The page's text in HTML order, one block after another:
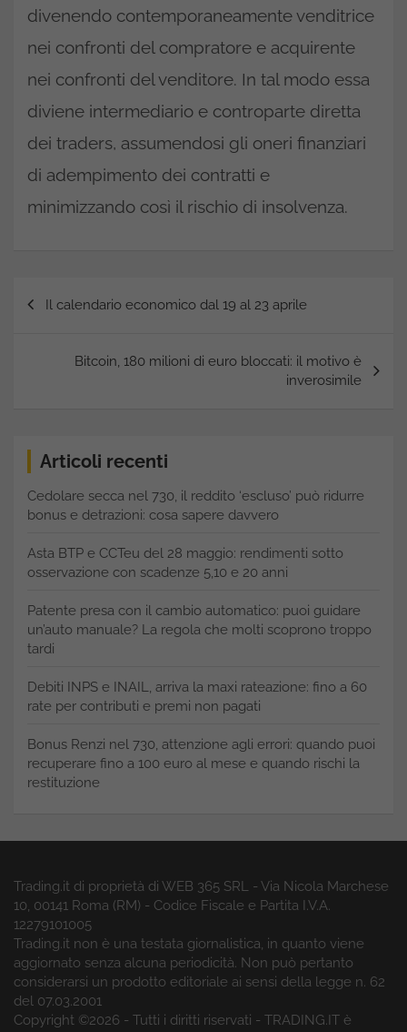
divenendo contemporaneamente venditrice
nei confronti del compratore e acquirente
nei confronti del venditore. In tal modo essa
diviene intermediario e controparte diretta
dei traders, assumendosi gli oneri finanziari
di adempimento dei contratti e
minimizzando così il rischio di insolvenza.
Il calendario economico dal 19 al 23 aprile
Bitcoin, 180 milioni di euro bloccati: il motivo è
inverosimile
Articoli recenti
Cedolare secca nel 730, il reddito ‘escluso’ può ridurre
bonus e detrazioni: cosa sapere davvero
Asta BTP e CCTeu del 28 maggio: rendimenti sotto
osservazione con scadenze 5,10 e 20 anni
Patente presa con il cambio automatico: puoi guidare
un’auto manuale? La regola che molti scoprono troppo
tardi
Debiti INPS e INAIL, arriva la maxi rateazione: fino a 60
rate per contributi e premi non pagati
Bonus Renzi nel 730, attenzione agli errori: quando puoi
recuperare fino a 100 euro al mese e quando rischi la
restituzione
Trading.it di proprietà di WEB 365 SRL - Via Nicola Marchese
10, 00141 Roma (RM) - Codice Fiscale e Partita I.V.A.
12279101005
Trading.it non è una testata giornalistica, in quanto viene
aggiornato senza alcuna periodicità. Non può pertanto
considerarsi un prodotto editoriale ai sensi della legge n. 62
del 07.03.2001
Copyright ©2026 - Tutti i diritti riservati - TRADING.IT è